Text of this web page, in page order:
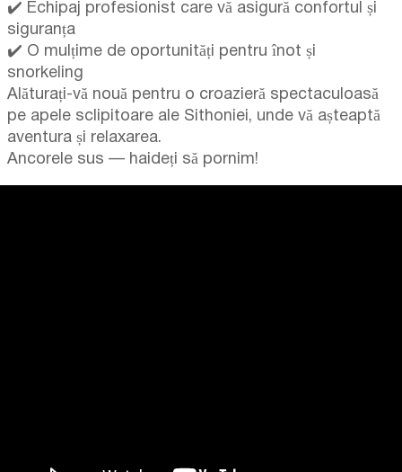
✔️ Echipaj profesionist care vă asigură confortul și
siguranța
✔️ O mulțime de oportunități pentru înot și
snorkeling
Alăturați-vă nouă pentru o croazieră spectaculoasă
pe apele sclipitoare ale Sithoniei, unde vă așteaptă
aventura și relaxarea.
Ancorele sus — haideți să pornim!